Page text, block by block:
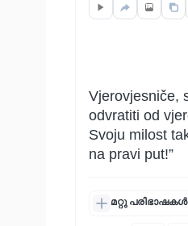
Vjerovjesniče,
odvratiti od
Svoju milost
na pravi put!”
മറ്റു